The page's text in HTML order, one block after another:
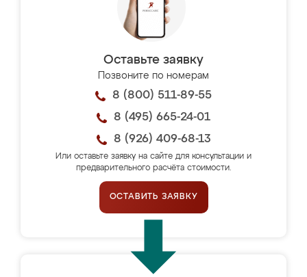
Оставьте заявку
Позвоните по номерам
8 (800) 511-89-55
8 (495) 665-24-01
8 (926) 409-68-13
Или оставьте заявку на сайте для консультации и
предварительного расчёта стоимости.
ОСТАВИТЬ ЗАЯВКУ